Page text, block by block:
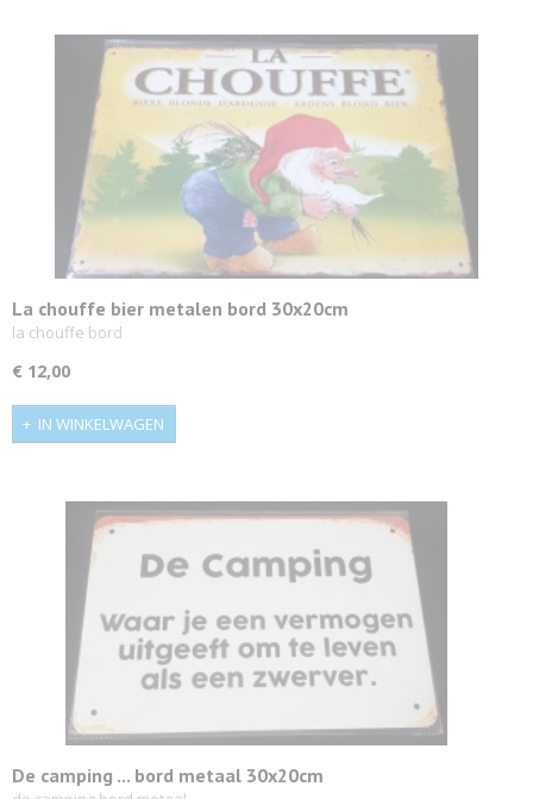
La chouffe bier metalen bord 30x20cm
la chouffe bord
€ 12,00
IN WINKELWAGEN
De camping ... bord metaal 30x20cm